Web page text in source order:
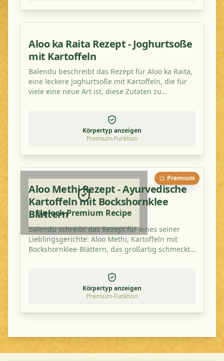
Aloo ka Raita Rezept - Joghurtsoße
mit Kartoffeln
Balendu beschreibt das Rezept für Aloo ka Raita,
eine leckere Joghurtsoße mit Kartoffeln, die für
viele eine neue Art ist, diese Zutaten zu
Körpertyp anzeigen
Premium-Funktion
Premium
Unlock Premium Recipe
Aloo Methi Rezept - Ayurvedische
Kartoffeln mit Bockshornklee
Blättern
Balendu schreibt das Rezept für eines seiner
Lieblingsgerichte: Aloo Methi, Kartoffeln mit
Bockshornklee-Blättern, das großartig schmeckt
Körpertyp anzeigen
Premium-Funktion